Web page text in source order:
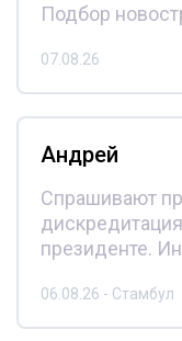
Подбор
07.08.26
Андрей
Спрашивают
президенте.
06.08.26 - Стамбул